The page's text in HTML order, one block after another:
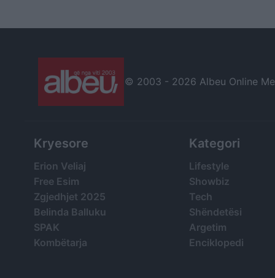
© 2003 - 2026 Albeu Online
Kryesore
Erion Veliaj
Free Esim
Zgjedhjet 2025
Belinda Balluku
SPAK
Kombëtarja
Kategori
Lifestyle
Showbiz
Tech
Shëndetësi
Argetim
Enciklopedi